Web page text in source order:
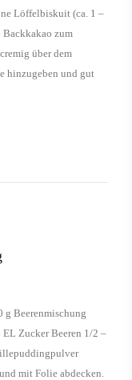
Löffelbiskuit (ca. 1 –
Backkakao zum
über dem
hinzugeben und gut
g Beerenmischung
Zucker Beeren 1/2 –
mit Folie abdecken.